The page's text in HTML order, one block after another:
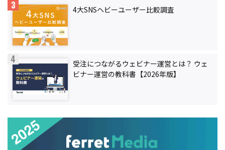
4大SNSヘビーユーザー比較調査
受注につながるウェビナー運営とは？ ウェ
ビナー運営の教科書【2026年版】